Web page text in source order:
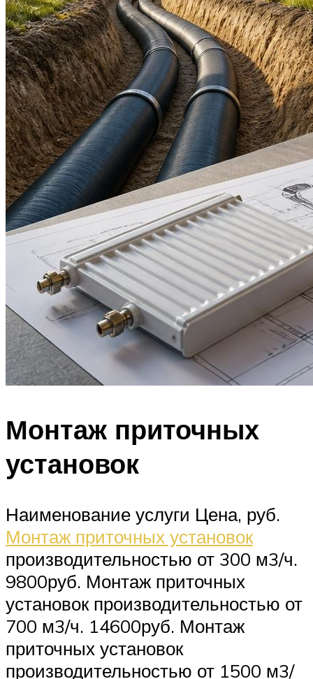
Монтаж приточных
установок
Наименование услуги Цена, руб.
Монтаж приточных установок
производительностью от 300 м3/ч.
9800руб. Монтаж приточных
установок производительностью от
700 м3/ч. 14600руб. Монтаж
приточных установок
производительностью от 1500 м3/